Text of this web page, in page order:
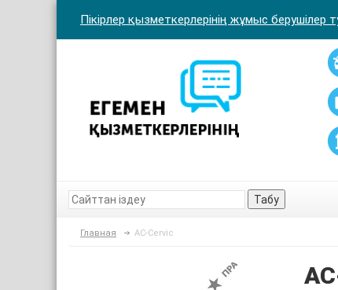
Пікірлер қызметкерлерінің жұмыс берушілер
Табу
Главная AC-Cervic